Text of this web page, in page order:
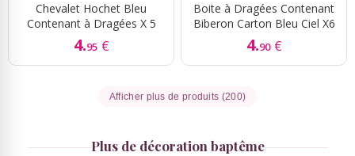
Chevalet Hochet Bleu
Contenant à Dragées X 5
4.95 €
Boite à Dragées Contenant
Biberon Carton Bleu Ciel X6
4.90 €
Afficher plus de produits (200)
Plus de décoration baptême